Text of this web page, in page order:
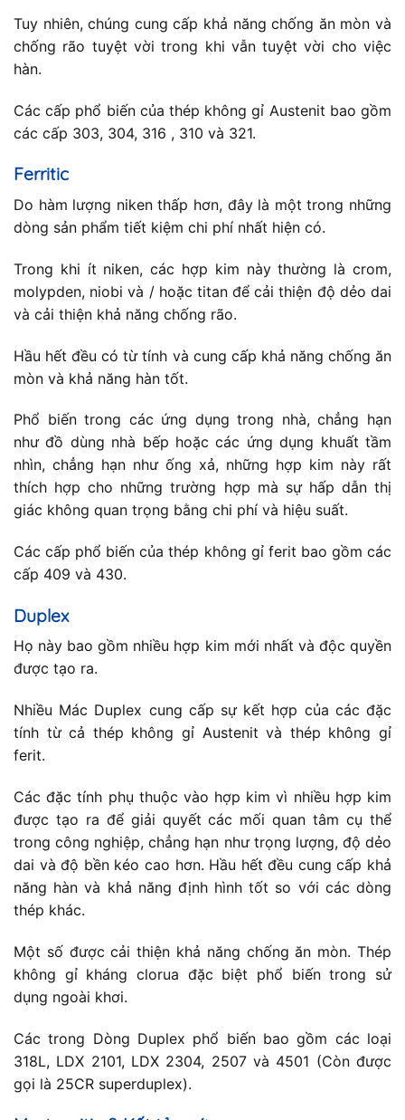
Tuy nhiên, chúng cung cấp khả năng chống ăn mòn và
chống rão tuyệt vời trong khi vẫn tuyệt vời cho việc
hàn.
Các cấp phổ biến của thép không gỉ Austenit bao gồm
các cấp 303, 304, 316 , 310 và 321.
Ferritic
Do hàm lượng niken thấp hơn, đây là một trong những
dòng sản phẩm tiết kiệm chi phí nhất hiện có.
Trong khi ít niken, các hợp kim này thường là crom,
molypden, niobi và / hoặc titan để cải thiện độ dẻo dai
và cải thiện khả năng chống rão.
Hầu hết đều có từ tính và cung cấp khả năng chống ăn
mòn và khả năng hàn tốt.
Phổ biến trong các ứng dụng trong nhà, chẳng hạn
như đồ dùng nhà bếp hoặc các ứng dụng khuất tầm
nhìn, chẳng hạn như ống xả, những hợp kim này rất
thích hợp cho những trường hợp mà sự hấp dẫn thị
giác không quan trọng bằng chi phí và hiệu suất.
Các cấp phổ biến của thép không gỉ ferit bao gồm các
cấp 409 và 430.
Duplex
Họ này bao gồm nhiều hợp kim mới nhất và độc quyền
được tạo ra.
Nhiều Mác Duplex cung cấp sự kết hợp của các đặc
tính từ cả thép không gỉ Austenit và thép không gỉ
ferit.
Các đặc tính phụ thuộc vào hợp kim vì nhiều hợp kim
được tạo ra để giải quyết các mối quan tâm cụ thể
trong công nghiệp, chẳng hạn như trọng lượng, độ dẻo
dai và độ bền kéo cao hơn. Hầu hết đều cung cấp khả
năng hàn và khả năng định hình tốt so với các dòng
thép khác.
Một số được cải thiện khả năng chống ăn mòn. Thép
không gỉ kháng clorua đặc biệt phổ biến trong sử
dụng ngoài khơi.
Các trong Dòng Duplex phổ biến bao gồm các loại
318L, LDX 2101, LDX 2304, 2507 và 4501 (Còn được
gọi là 25CR superduplex).